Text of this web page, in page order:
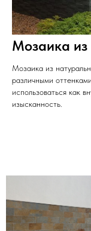
Мозаика из
Мозаика из
различными
использоваться как
изысканность.